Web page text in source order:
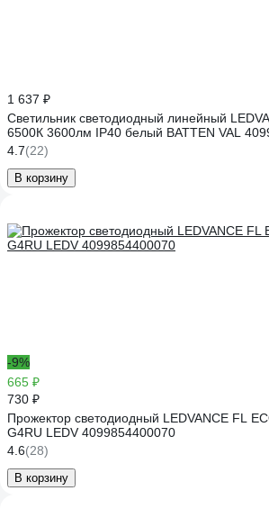
1 637 ₽
Светильник светодиодный линейный
6500К 3600лм IP40 белый BATTEN VAL
4.7(22)
В корзину
-9%
665 ₽
730 ₽
Прожектор светодиодный LEDVANCE FL
G4RU LEDV 4099854400070
4.6(28)
В корзину